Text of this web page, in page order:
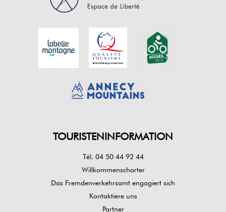
TOURISTENINFORMATION
Tél. 04 50 44 92 44
Willkommenscharter
Das Fremdenverkehrsamt engagiert sich
Kontaktiere uns
Partner